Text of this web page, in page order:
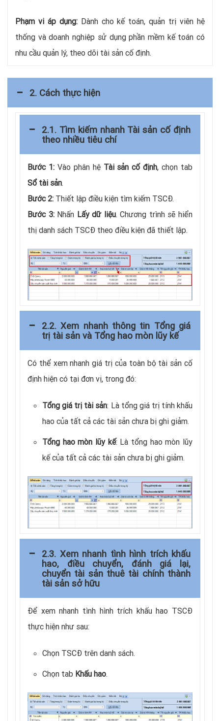
Phạm vi áp dụng:Dành cho kế toán, quản trị viên hệ
thống và doanh nghiệp sử dụng phần mềm kế toán có
nhu cầu quản lý, theo dõi tài sản cố định.
2. Cách thực hiện
2.1. Tìm kiếm nhanh Tài sản cố định
theo nhiều tiêu chí
Bước 1:Vào phân hệ Tài sản cố định, chọn tab
Sổ tài sản.
Bước 2: Thiết lập điều kiện tìm kiếm TSCĐ.
Bước 3:Nhấn Lấy dữ liệu. Chương trình sẽ hiển
thị danh sách TSCĐ theo điều kiện đã thiết lập.
2.2. Xem nhanh thông tin Tổng giá
trị tài sản và Tổng hao mòn lũy kế
Có thể xem nhanh giá trị của toàn bộ tài sản cố
định hiện có tại đơn vị, trong đó:
Tổng giá trị tài sản: Là tổng giá trị tính khấu
hao của tất cả các tài sản chưa bị ghi giảm.
Tổng hao mòn lũy kế: Là tổng hao mòn lũy
kế của tất cả các tài sản chưa bị ghi giảm.
2.3. Xem nhanh tình hình trích khấu
hao, điều chuyển, đánh giá lại,
chuyển tài sản thuê tài chính thành
tài sản sở hữu
Để xem nhanh tình hình trích khấu hao TSCĐ
thực hiện như sau:
Chọn TSCĐ trên danh sách.
Chọn tab Khấu hao.